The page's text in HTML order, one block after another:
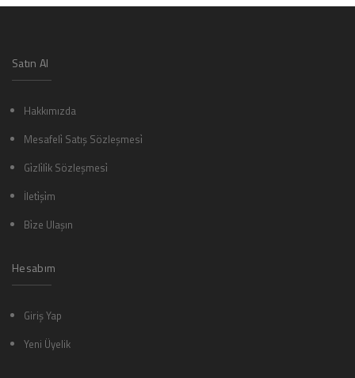
Satın Al
Hakkımızda
Mesafeli̇ Satış Sözleşmesi̇
Gi̇zli̇li̇k Sözleşmesi̇
İleti̇şi̇m
Bi̇ze Ulaşın
Hesabım
Giriş Yap
Yeni Üyelik